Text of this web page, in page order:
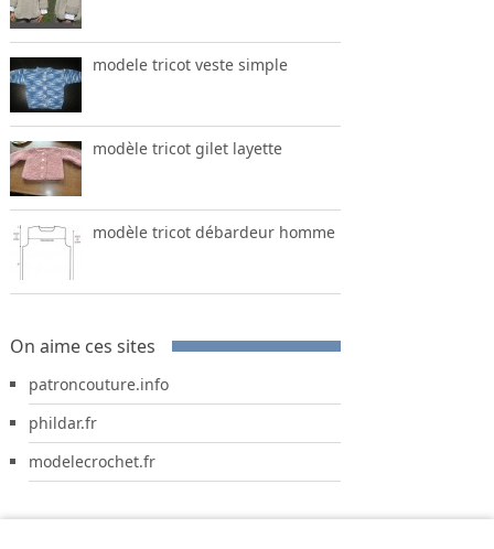
modele tricot veste simple
modèle tricot gilet layette
modèle tricot débardeur homme
On aime ces sites
patroncouture.info
phildar.fr
modelecrochet.fr